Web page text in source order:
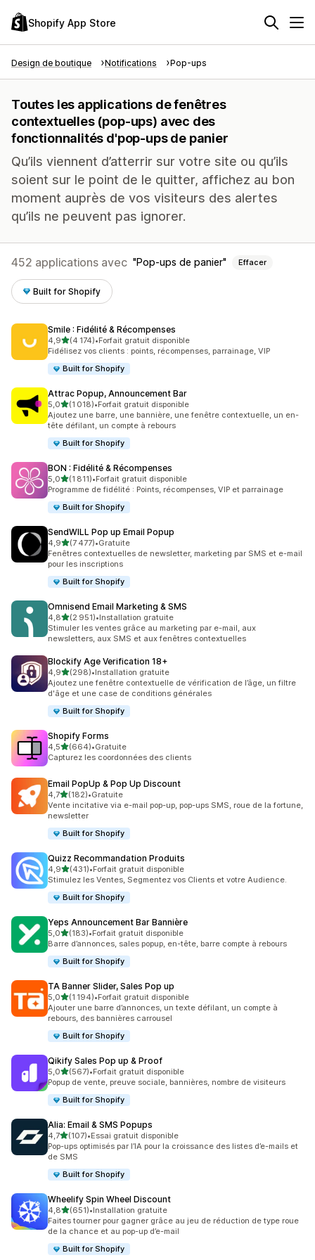
Shopify App Store
Design de boutique Notifications Pop-ups
Toutes les applications de fenêtres
contextuelles (pop-ups) avec des
fonctionnalités d'pop-ups de panier
Qu’ils viennent d’atterrir sur votre site ou qu’ils
soient sur le point de le quitter, affichez au bon
moment auprès de vos visiteurs des alertes
qu’ils ne peuvent pas ignorer.
452 applications avec Pop-ups de panier Effacer
Built for Shopify
Smile : Fidélité & Récompenses
4,9étoile(s) sur 5
(4 174)
4174 avis au total
•Forfait gratuit disponible
Fidélisez vos clients : points, récompenses, parrainage, VIP
Built for Shopify
Attrac Popup, Announcement Bar
5,0étoile(s) sur 5
(1 018)
1018 avis au total
•Forfait gratuit disponible
Ajoutez une barre, une bannière, une fenêtre contextuelle, un en-
tête défilant, un compte à rebours
Built for Shopify
BON : Fidélité & Récompenses
5,0étoile(s) sur 5
(1 811)
1811 avis au total
•Forfait gratuit disponible
Programme de fidélité : Points, récompenses, VIP et parrainage
Built for Shopify
SendWILL Pop up Email Popup
4,9étoile(s) sur 5
(7 477)
7477 avis au total
•Gratuite
Fenêtres contextuelles de newsletter, marketing par SMS et e-mail
pour les inscriptions
Built for Shopify
Omnisend Email Marketing & SMS
4,8étoile(s) sur 5
(2 951)
2951 avis au total
•Installation gratuite
Stimuler les ventes grâce au marketing par e-mail, aux
newsletters, aux SMS et aux fenêtres contextuelles
Blockify Age Verification 18+
4,9étoile(s) sur 5
(298)
298 avis au total
•Installation gratuite
Ajoutez une fenêtre contextuelle de vérification de l’âge, un filtre
d'âge et une case de conditions générales
Built for Shopify
Shopify Forms
4,5étoile(s) sur 5
(664)
664 avis au total
•Gratuite
Capturez les coordonnées des clients
Email PopUp & Pop Up Discount
4,7étoile(s) sur 5
(182)
182 avis au total
•Gratuite
Vente incitative via e-mail pop-up, pop-ups SMS, roue de la fortune,
newsletter
Built for Shopify
Quizz Recommandation Produits
4,9étoile(s) sur 5
(431)
431 avis au total
•Forfait gratuit disponible
Stimulez les Ventes, Segmentez vos Clients et votre Audience.
Built for Shopify
Yeps Announcement Bar Bannière
5,0étoile(s) sur 5
(183)
183 avis au total
•Forfait gratuit disponible
Barre d’annonces, sales popup, en-tête, barre compte à rebours
Built for Shopify
TA Banner Slider, Sales Pop up
5,0étoile(s) sur 5
(1 194)
1194 avis au total
•Forfait gratuit disponible
Ajouter une barre d’annonces, un texte défilant, un compte à
rebours, des bannières carrousel
Built for Shopify
Qikify Sales Pop up & Proof
5,0étoile(s) sur 5
(567)
567 avis au total
•Forfait gratuit disponible
Popup de vente, preuve sociale, bannières, nombre de visiteurs
Built for Shopify
Alia: Email & SMS Popups
4,7étoile(s) sur 5
(107)
107 avis au total
•Essai gratuit disponible
Pop-ups optimisés par l’IA pour la croissance des listes d’e-mails et
de SMS
Built for Shopify
Wheelify Spin Wheel Discount
4,8étoile(s) sur 5
(651)
651 avis au total
•Installation gratuite
Faites tourner pour gagner grâce au jeu de réduction de type roue
de la chance et au pop-up d’e-mail
Built for Shopify